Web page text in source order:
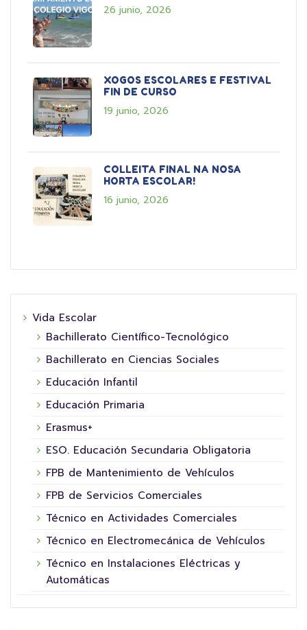
26 junio, 2026
XOGOS ESCOLARES E FESTIVAL
FIN DE CURSO
19 junio, 2026
COLLEITA FINAL NA NOSA
HORTA ESCOLAR!
16 junio, 2026
Vida Escolar
Bachillerato Científico-Tecnológico
Bachillerato en Ciencias Sociales
Educación Infantil
Educación Primaria
Erasmus+
ESO. Educación Secundaria Obligatoria
FPB de Mantenimiento de Vehículos
FPB de Servicios Comerciales
Técnico en Actividades Comerciales
Técnico en Electromecánica de Vehículos
Técnico en Instalaciones Eléctricas y
Automáticas